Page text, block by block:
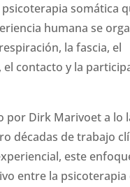
somática
humana se
la fascia, el
contacto y la
por Dirk Marivoet a lo
décadas de trabajo
este
entre la